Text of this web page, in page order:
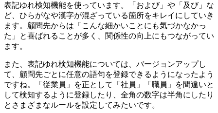
表記ゆれ検知機能を使っています。
「および」や「及び」な
ど、ひらがなや漢字が混ざっている箇所をキレイにしていき
ます。顧問先からは「こんな細かいことにも気づかなかっ
た」と喜ばれることが多く、関係性の向上にもつながってい
ます。
また、表記ゆれ検知機能については、バージョンアップし
て、顧問先ごとに任意の語句を登録できるようになったよう
ですね。「従業員」を正として「社員」「職員」を間違いと
して検知するように登録したり、全角の数字は半角にしたり
とさまざまなルールを設定してみたいです。